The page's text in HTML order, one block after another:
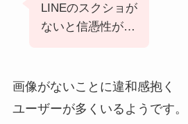
LINEのスクショが
ないと信憑性が…
画像がないことに違和感抱く
ユーザーが多くいるようです。